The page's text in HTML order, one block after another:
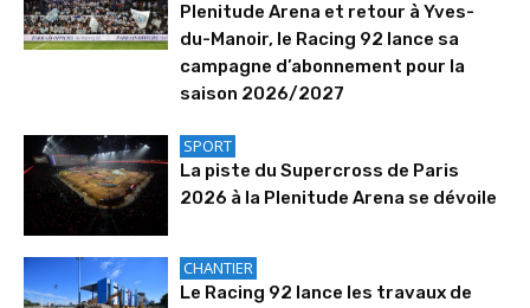
Plenitude Arena et retour à Yves-
du-Manoir, le Racing 92 lance sa
campagne d’abonnement pour la
saison 2026/2027
SPORT
La piste du Supercross de Paris
2026 à la Plenitude Arena se dévoile
CHANTIER
Le Racing 92 lance les travaux de